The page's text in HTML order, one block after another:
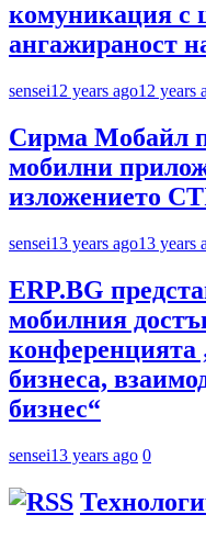
комуникация с
ангажираност
sensei12 years ago12 years
Сирма Мобайл
мобилни
изложението
sensei13 years ago13 years
ERP.BG
мобилния
конференцията
бизнеса,
бизнес“
sensei13 years ago 0